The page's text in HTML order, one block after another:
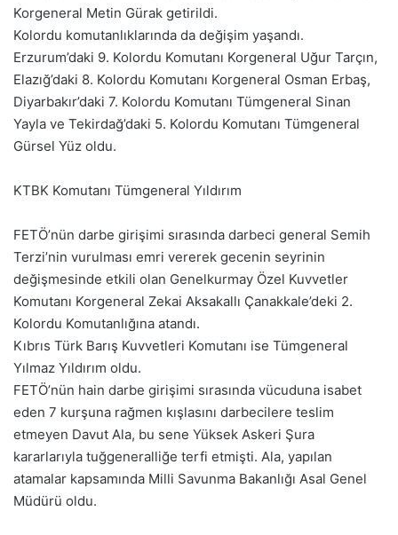
Korgeneral Metin Gürak getirildi.
Kolordu komutanlıklarında da değişim yaşandı.
Erzurum’daki 9. Kolordu Komutanı Korgeneral Uğur Tarçın,
Elazığ’daki 8. Kolordu Komutanı Korgeneral Osman Erbaş,
Diyarbakır’daki 7. Kolordu Komutanı Tümgeneral Sinan
Yayla ve Tekirdağ’daki 5. Kolordu Komutanı Tümgeneral
Gürsel Yüz oldu.
KTBK Komutanı Tümgeneral Yıldırım
FETÖ’nün darbe girişimi sırasında darbeci general Semih
Terzi’nin vurulması emri vererek gecenin seyrinin
değişmesinde etkili olan Genelkurmay Özel Kuvvetler
Komutanı Korgeneral Zekai Aksakallı Çanakkale’deki 2.
Kolordu Komutanlığına atandı.
Kıbrıs Türk Barış Kuvvetleri Komutanı ise Tümgeneral
Yılmaz Yıldırım oldu.
FETÖ’nün hain darbe girişimi sırasında vücuduna isabet
eden 7 kurşuna rağmen kışlasını darbecilere teslim
etmeyen Davut Ala, bu sene Yüksek Askeri Şura
kararlarıyla tuğgeneralliğe terfi etmişti. Ala, yapılan
atamalar kapsamında Milli Savunma Bakanlığı Asal Genel
Müdürü oldu.